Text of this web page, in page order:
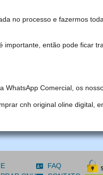
no processo e fazermos
então pode ficar
WhatsApp Comercial, os
cnh original oline digital,
FAQ